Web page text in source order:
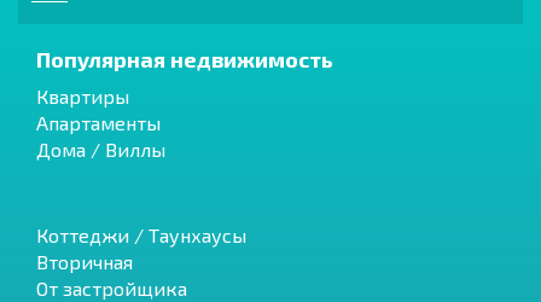
Популярная недвижимость
Квартиры
Апартаменты
Дома / Виллы
Коттеджи / Таунхаусы
Вторичная
От застройщика